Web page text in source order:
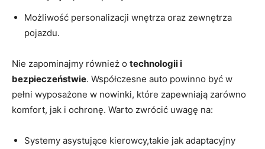
Możliwość personalizacji wnętrza​ oraz zewnętrza
pojazdu.
Nie zapominajmy również o technologii i
bezpieczeństwie. Współczesne auto powinno być ​w
pełni wyposażone w nowinki, które zapewniają zarówno
‍komfort,⁢ jak i ochronę. Warto zwrócić uwagę na:
Systemy asystujące⁤ kierowcy,takie jak⁤ adaptacyjny